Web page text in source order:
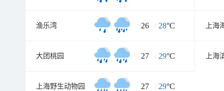
渔乐湾 26 / 28°C 上海
大团桃园 27 / 29°C 上海
上海野生动物园 27 / 29°C